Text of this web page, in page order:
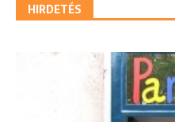
HIRDETÉS